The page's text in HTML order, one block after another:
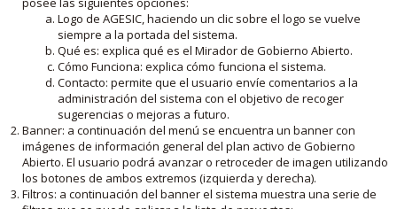
Logo de AGESIC, haciendo un clic sobre el logo se vuelve
siempre a la portada del sistema.
Qué es: explica qué es el Mirador de Gobierno Abierto.
Cómo Funciona: explica cómo funciona el sistema.
Contacto: permite que el usuario envíe comentarios a la
administración del sistema con el objetivo de recoger
sugerencias o mejoras a futuro.
Banner: a continuación del menú se encuentra un banner con
imágenes de información general del plan activo de Gobierno
Abierto. El usuario podrá avanzar o retroceder de imagen utilizando
los botones de ambos extremos (izquierda y derecha).
Filtros: a continuación del banner el sistema muestra una serie de